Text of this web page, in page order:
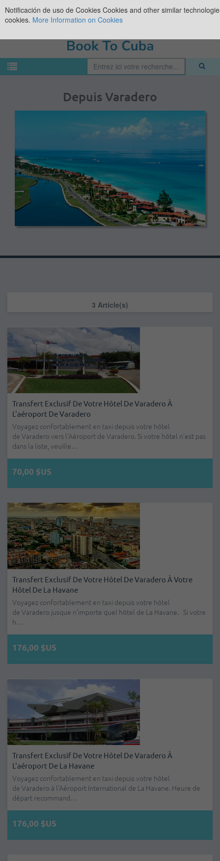
Depuis Varadero
3 Article(s)
Transfert Exclusif De Votre Hôtel De Varadero À
L'aéroport De Varadero
Voyagez confortablement en taxi depuis votre hôtel
de Varadero vers l'Aéroport de Varadero. Si votre hôtel n'est pas
dans la liste, veuille…
70,00 $US
Transfert Exclusif De Votre Hôtel De Varadero À Votre
Hôtel De La Havane
Voyagez confortablement en taxi depuis votre hôtel
de Varadero jusque n’importe quel hôtel de La Havane. Si votre
h…
176,00 $US
Transfert Exclusif De Votre Hôtel De Varadero À
L'aéroport De La Havane
Voyagez confortablement en taxi depuis votre hôtel
de Varadero à l'Aéroport International de La Havane. Heure de
départ recommand…
176,00 $US
Notificación de uso de Cookies Cookies and other similar
cookies. More Information on Cookies